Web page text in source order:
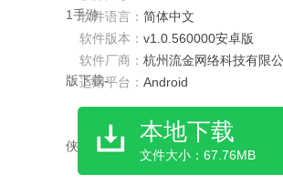
软件语言： 简体中文
软件版本： v1.0.560000安卓版
软件厂商： 杭州流金网络科技有限
适用平台： Android
本地下载
文件大小：67.76MB